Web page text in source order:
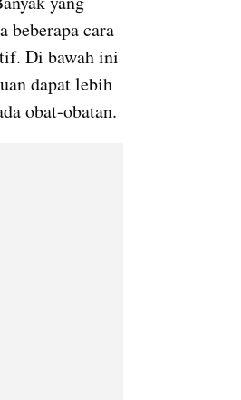
beberapa cara
Di bawah ini
dapat lebih
obat-obatan.